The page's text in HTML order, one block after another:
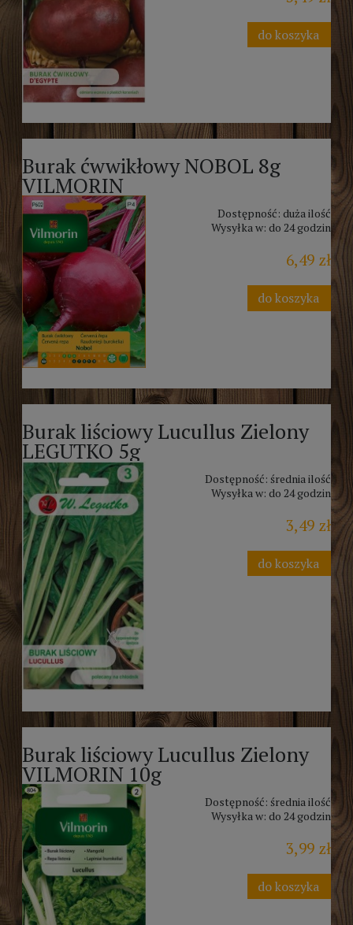
do koszyka
Burak ćwwikłowy NOBOL 8g
VILMORIN
Dostępność: duża ilość
Wysyłka w: do 24 godzin
6,49 zł
do koszyka
Burak liściowy Lucullus Zielony
LEGUTKO 5g
Dostępność: średnia ilość
Wysyłka w: do 24 godzin
3,49 zł
do koszyka
Burak liściowy Lucullus Zielony
VILMORIN 10g
Dostępność: średnia ilość
Wysyłka w: do 24 godzin
3,99 zł
do koszyka